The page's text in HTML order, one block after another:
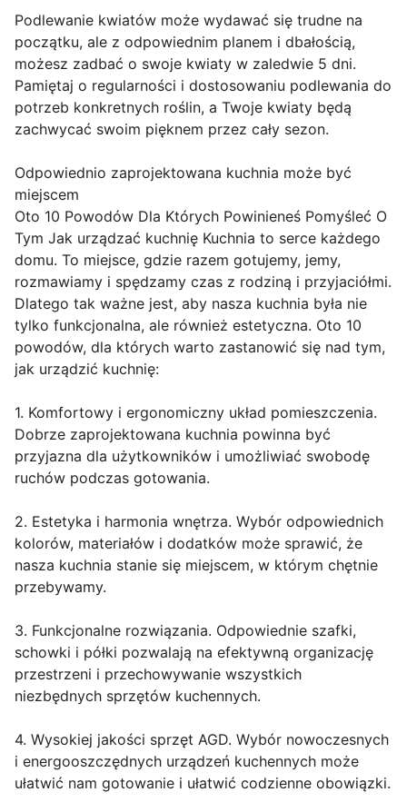
Podlewanie kwiatów może wydawać się trudne na
początku, ale z odpowiednim planem i dbałością,
możesz zadbać o swoje kwiaty w zaledwie 5 dni.
Pamiętaj o regularności i dostosowaniu podlewania do
potrzeb konkretnych roślin, a Twoje kwiaty będą
zachwycać swoim pięknem przez cały sezon.
Odpowiednio zaprojektowana kuchnia może być
miejscem
Oto 10 Powodów Dla Których Powinieneś Pomyśleć O
Tym Jak urządzać kuchnię Kuchnia to serce każdego
domu. To miejsce, gdzie razem gotujemy, jemy,
rozmawiamy i spędzamy czas z rodziną i przyjaciółmi.
Dlatego tak ważne jest, aby nasza kuchnia była nie
tylko funkcjonalna, ale również estetyczna. Oto 10
powodów, dla których warto zastanowić się nad tym,
jak urządzić kuchnię:
1. Komfortowy i ergonomiczny układ pomieszczenia.
Dobrze zaprojektowana kuchnia powinna być
przyjazna dla użytkowników i umożliwiać swobodę
ruchów podczas gotowania.
2. Estetyka i harmonia wnętrza. Wybór odpowiednich
kolorów, materiałów i dodatków może sprawić, że
nasza kuchnia stanie się miejscem, w którym chętnie
przebywamy.
3. Funkcjonalne rozwiązania. Odpowiednie szafki,
schowki i półki pozwalają na efektywną organizację
przestrzeni i przechowywanie wszystkich
niezbędnych sprzętów kuchennych.
4. Wysokiej jakości sprzęt AGD. Wybór nowoczesnych
i energooszczędnych urządzeń kuchennych może
ułatwić nam gotowanie i ułatwić codzienne obowiązki.